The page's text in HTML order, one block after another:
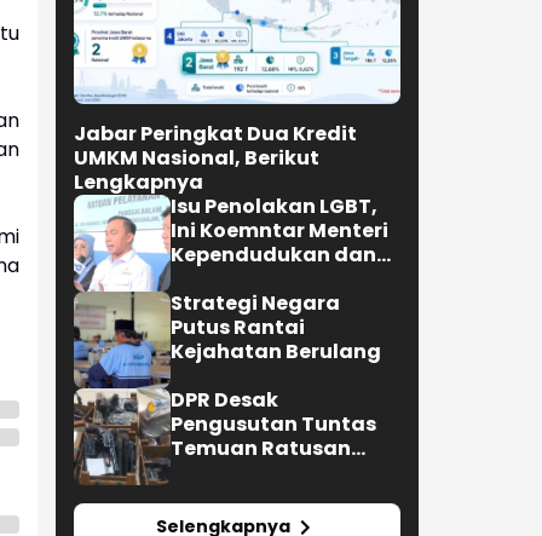
Jabar Peringkat Dua Kredit
UMKM Nasional, Berikut
Lengkapnya
Isu Penolakan LGBT,
Ini Koemntar Menteri
Kependudukan dan
Keluarga
Strategi Negara
Putus Rantai
Kejahatan Berulang
DPR Desak
Pengusutan Tuntas
Temuan Ratusan
Selengkapnya